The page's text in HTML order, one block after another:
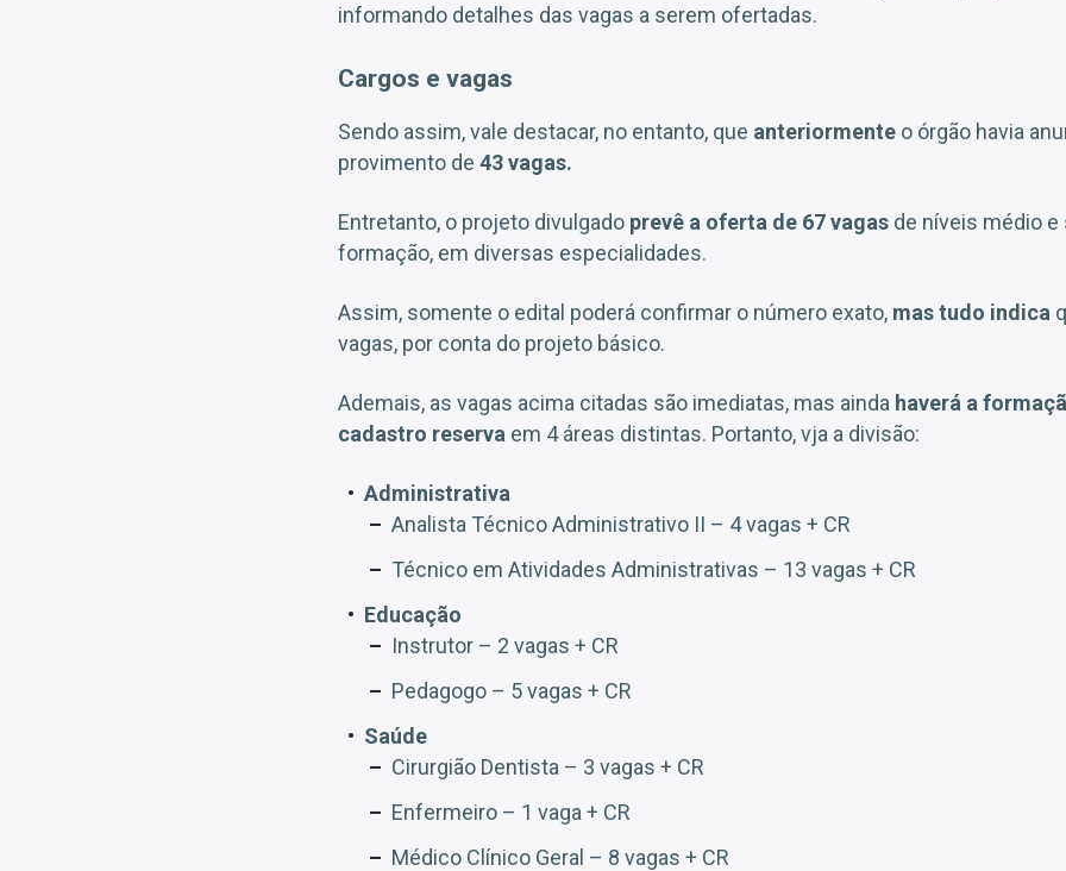
informando detalhes das vagas a serem ofertadas.
Cargos e vagas
Sendo assim, vale destacar, no entanto, que anteriormente o órgão havia
provimento de 43 vagas.
Entretanto, o projeto divulgado prevê a oferta de 67 vagas de níveis médio e
formação, em diversas especialidades.
Assim, somente o edital poderá confirmar o número exato, mas tudo indica
vagas, por conta do projeto básico.
Ademais, as vagas acima citadas são imediatas, mas ainda haverá a
cadastro reserva em 4 áreas distintas. Portanto, vja a divisão:
Administrativa
Analista Técnico Administrativo II – 4 vagas + CR
Técnico em Atividades Administrativas – 13 vagas + CR
Educação
Instrutor – 2 vagas + CR
Pedagogo – 5 vagas + CR
Saúde
Cirurgião Dentista – 3 vagas + CR
Enfermeiro – 1 vaga + CR
Médico Clínico Geral – 8 vagas + CR